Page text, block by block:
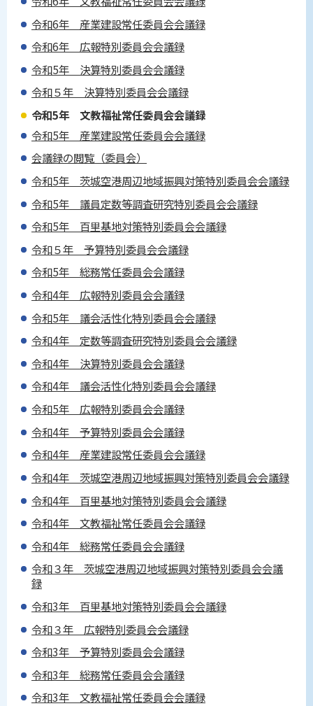
令和6年 産業建設常任委員会会議録
令和6年 広報特別委員会会議録
令和5年 決算特別委員会会議録
令和５年 決算特別委員会会議録
令和5年 文教福祉常任委員会会議録
令和5年 産業建設常任委員会会議録
会議録の閲覧（委員会）
令和5年 茨城空港周辺地域振興対策特別委員会会議録
令和5年 議員定数等調査研究特別委員会会議録
令和5年 百里基地対策特別委員会会議録
令和５年 予算特別委員会会議録
令和5年 総務常任委員会会議録
令和4年 広報特別委員会会議録
令和5年 議会活性化特別委員会会議録
令和4年 定数等調査研究特別委員会会議録
令和4年 決算特別委員会会議録
令和4年 議会活性化特別委員会会議録
令和5年 広報特別委員会会議録
令和4年 予算特別委員会会議録
令和4年 産業建設常任委員会会議録
令和4年 茨城空港周辺地域振興対策特別委員会会議録
令和4年 百里基地対策特別委員会会議録
令和4年 文教福祉常任委員会会議録
令和4年 総務常任委員会会議録
令和３年 茨城空港周辺地域振興対策特別委員会会議
録
令和3年 百里基地対策特別委員会会議録
令和３年 広報特別委員会会議録
令和3年 予算特別委員会会議録
令和3年 総務常任委員会会議録
令和3年 文教福祉常任委員会会議録